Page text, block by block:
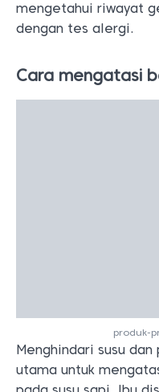
mengetahui riwayat
dengan tes alergi.
Cara mengatasi
produk-
Menghindari susu
utama untuk